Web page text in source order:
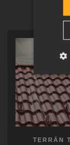
TERRÁN